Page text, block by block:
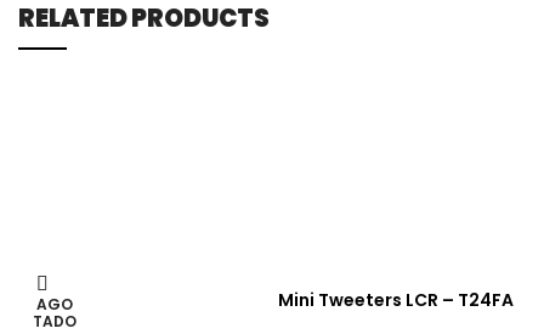
RELATED PRODUCTS
AGO
TADO
Mini Tweeters LCR – T24FA